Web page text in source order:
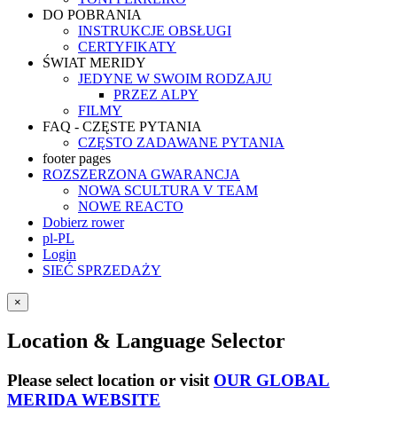
DO POBRANIA
INSTRUKCJE OBSŁUGI
CERTYFIKATY
ŚWIAT MERIDY
JEDYNE W SWOIM RODZAJU
PRZEZ ALPY
FILMY
FAQ - CZĘSTE PYTANIA
CZĘSTO ZADAWANE PYTANIA
footer pages
ROZSZERZONA GWARANCJA
NOWA SCULTURA V TEAM
NOWE REACTO
Dobierz rower
pl-PL
Login
SIEĆ SPRZEDAŻY
×
Location & Language Selector
Please select location or visit OUR GLOBAL
MERIDA WEBSITE